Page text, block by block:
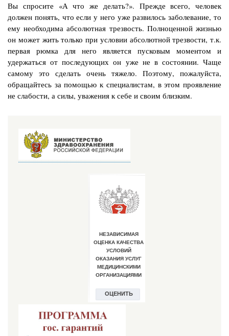
Вы спросите «А что же делать?». Прежде всего, человек
должен понять, что если у него уже развилось заболевание, то
ему необходима абсолютная трезвость. Полноценной жизнью
он может жить только при условии абсолютной трезвости, т.к.
первая рюмка для него является пусковым моментом и
удержаться от последующих он уже не в состоянии. Чаще
самому это сделать очень тяжело. Поэтому, пожалуйста,
обращайтесь за помощью к специалистам, в этом проявление
не слабости, а силы, уважения к себе и своим близким.